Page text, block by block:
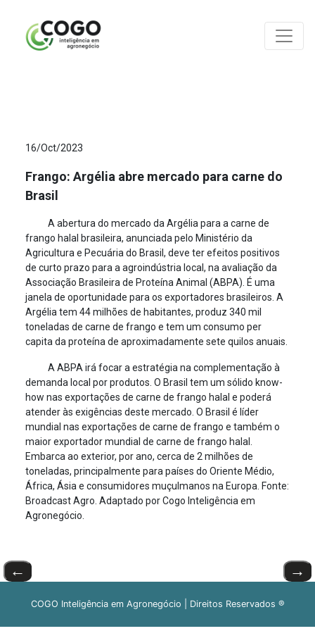
16/Oct/2023
Frango: Argélia abre mercado para carne do
Brasil
A abertura do mercado da Argélia para a carne de
frango halal brasileira, anunciada pelo Ministério da
Agricultura e Pecuária do Brasil, deve ter efeitos positivos
de curto prazo para a agroindústria local, na avaliação da
Associação Brasileira de Proteína Animal (ABPA). É uma
janela de oportunidade para os exportadores brasileiros. A
Argélia tem 44 milhões de habitantes, produz 340 mil
toneladas de carne de frango e tem um consumo per
capita da proteína de aproximadamente sete quilos anuais.
A ABPA irá focar a estratégia na complementação à
demanda local por produtos. O Brasil tem um sólido know-
how nas exportações de carne de frango halal e poderá
atender às exigências deste mercado. O Brasil é líder
mundial nas exportações de carne de frango e também o
maior exportador mundial de carne de frango halal.
Embarca ao exterior, por ano, cerca de 2 milhões de
toneladas, principalmente para países do Oriente Médio,
África, Ásia e consumidores muçulmanos na Europa. Fonte:
Broadcast Agro. Adaptado por Cogo Inteligência em
Agronegócio.
← →
COGO Inteligência em Agronegócio | Direitos Reservados ®